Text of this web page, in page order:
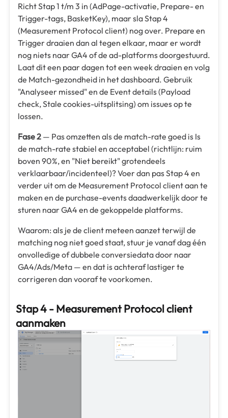
Richt Stap 1 t/m 3 in (AdPage-activatie, Prepare- en
Trigger-tags, BasketKey), maar sla Stap 4
(Measurement Protocol client) nog over. Prepare en
Trigger draaien dan al tegen elkaar, maar er wordt
nog niets naar GA4 of de ad-platforms doorgestuurd.
Laat dit een paar dagen tot een week draaien en volg
de Match-gezondheid in het dashboard. Gebruik
"Analyseer missed" en de Event details (Payload
check, Stale cookies-uitsplitsing) om issues op te
lossen.
Fase 2 — Pas omzetten als de match-rate goed is Is
de match-rate stabiel en acceptabel (richtlijn: ruim
boven 90%, en "Niet bereikt" grotendeels
verklaarbaar/incidenteel)? Voer dan pas Stap 4 en
verder uit om de Measurement Protocol client aan te
maken en de purchase-events daadwerkelijk door te
sturen naar GA4 en de gekoppelde platforms.
Waarom: als je de client meteen aanzet terwijl de
matching nog niet goed staat, stuur je vanaf dag één
onvolledige of dubbele conversiedata door naar
GA4/Ads/Meta — en dat is achteraf lastiger te
corrigeren dan vooraf te voorkomen.
Stap 4 - Measurement Protocol client
aanmaken